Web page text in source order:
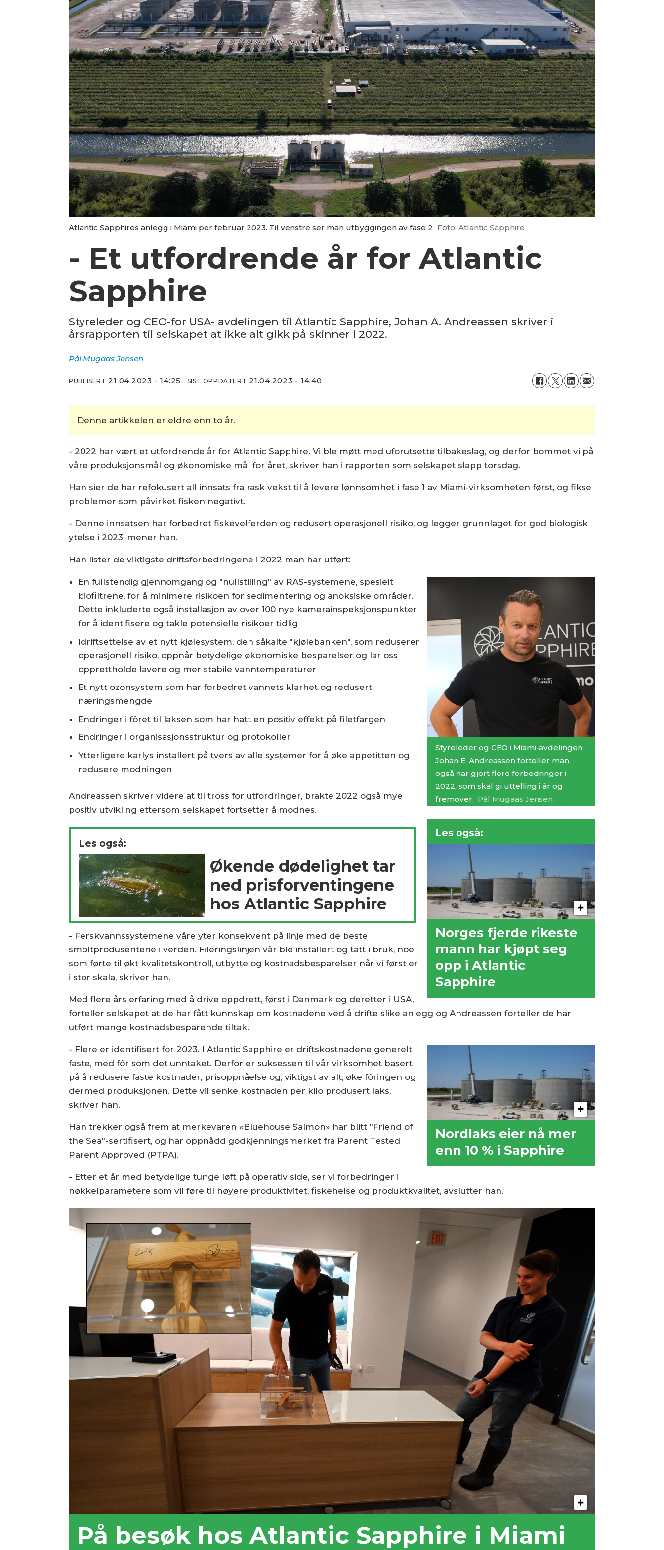
Atlantic Sapphires anlegg i Miami per februar 2023. Til venstre ser man utbyggingen av fase 2 Foto: Atlantic Sapphire
- Et utfordrende år for Atlantic
Sapphire
Styreleder og CEO-for USA- avdelingen til Atlantic Sapphire, Johan A. Andreassen skriver i
årsrapporten til selskapet at ikke alt gikk på skinner i 2022.
Pål Mugaas Jensen
PUBLISERT 21.04.2023 - 14:25 SIST OPPDATERT 21.04.2023 - 14:40
Denne artikkelen er eldre enn to år.
- 2022 har vært et utfordrende år for Atlantic Sapphire. Vi ble møtt med uforutsette tilbakeslag, og derfor bommet vi på
våre produksjonsmål og økonomiske mål for året, skriver han i rapporten som selskapet slapp torsdag.
Han sier de har refokusert all innsats fra rask vekst til å levere lønnsomhet i fase 1 av Miami-virksomheten først, og fikse
problemer som påvirket fisken negativt.
- Denne innsatsen har forbedret fiskevelferden og redusert operasjonell risiko, og legger grunnlaget for god biologisk
ytelse i 2023, mener han.
Han lister de viktigste driftsforbedringene i 2022 man har utført:
Styreleder og CEO i Miami-avdelingen
Johan E. Andreassen forteller man
også har gjort flere forbedringer i
2022, som skal gi uttelling i år og
fremover. Pål Mugaas Jensen
En fullstendig gjennomgang og "nullstilling" av RAS-systemene, spesielt
biofiltrene, for å minimere risikoen for sedimentering og anoksiske områder.
Dette inkluderte også installasjon av over 100 nye kamerainspeksjons­punkter
for å identifisere og takle potensielle risikoer tidlig
Idriftsettelse av et nytt kjølesystem, den såkalte "kjølebanken", som reduserer
operasjonell risiko, oppnår betydelige økonomiske besparelser og lar oss
opprettholde lavere og mer stabile vanntemperaturer
Et nytt ozonsystem som har forbedret vannets klarhet og redusert
næringsmengde
Endringer i fôret til laksen som har hatt en positiv effekt på filetfargen
Endringer i organisasjonsstruktur og protokoller
Ytterligere karlys installert på tvers av alle systemer for å øke appetitten og
redusere modningen
Les også:
Norges fjerde rikeste
mann har kjøpt seg
opp i Atlantic
Sapphire
Andreassen skriver videre at til tross for utfordringer, brakte 2022 også mye
positiv utvikling ettersom selskapet fortsetter å modnes.
Les også:
Økende dødelighet tar
ned pris­forventingene
hos Atlantic Sapphire
- Ferskvannssystemene våre yter konsekvent på linje med de beste
smoltprodusentene i verden. Fileringslinjen vår ble installert og tatt i bruk, noe
som førte til økt kvalitetskontroll, utbytte og kostnadsbesparelser når vi først er
i stor skala, skriver han.
Med flere års erfaring med å drive oppdrett, først i Danmark og deretter i USA,
forteller selskapet at de har fått kunnskap om kostnadene ved å drifte slike anlegg og Andreassen forteller de har
utført mange kostnadsbesparende tiltak.
Nordlaks eier nå mer
enn 10 % i Sapphire
- Flere er identifisert for 2023. I Atlantic Sapphire er driftskostnadene generelt
faste, med fôr som det unntaket. Derfor er suksessen til vår virksomhet basert
på å redusere faste kostnader, prisoppnåelse og, viktigst av alt, øke fôringen og
dermed produksjonen. Dette vil senke kostnaden per kilo produsert laks,
skriver han.
Han trekker også frem at merkevaren «Bluehouse Salmon» har blitt "Friend of
the Sea"-sertifisert, og har oppnådd godkjenningsmerket fra Parent Tested
Parent Approved (PTPA).
- Etter et år med betydelige tunge løft på operativ side, ser vi forbedringer i
nøkkelparametere som vil føre til høyere produktivitet, fiskehelse og produktkvalitet, avslutter han.
På besøk hos Atlantic Sapphire i Miami